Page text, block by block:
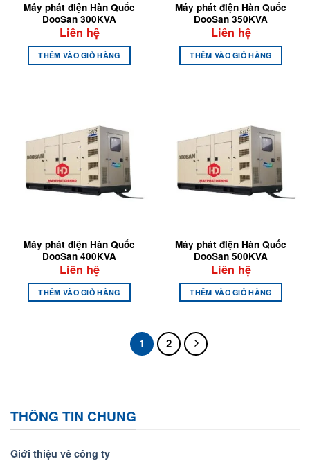
Máy phát điện Hàn Quốc
DooSan 300KVA
Liên hệ
THÊM VÀO GIỎ HÀNG
Máy phát điện Hàn Quốc
DooSan 350KVA
Liên hệ
THÊM VÀO GIỎ HÀNG
Máy phát điện Hàn Quốc
DooSan 400KVA
Liên hệ
THÊM VÀO GIỎ HÀNG
Máy phát điện Hàn Quốc
DooSan 500KVA
Liên hệ
THÊM VÀO GIỎ HÀNG
1 2
THÔNG TIN CHUNG
Giới thiệu về công ty